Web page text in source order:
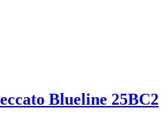
Blueline 25BC2